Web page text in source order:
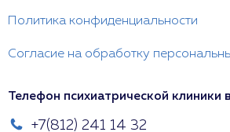
Политика конфиденциальности
Согласие на обработку
Телефон психиатрической клиники в
+7(812) 241 14 32